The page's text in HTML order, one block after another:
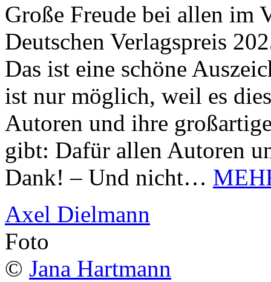
Große Freude bei allen im
Deutschen Verlagspreis
Das ist eine schöne
ist nur möglich, weil es
Autoren und ihre
gibt: Dafür allen Autoren
Dank! – Und nicht…
Axel Dielmann
Foto
© Jana Hartmann